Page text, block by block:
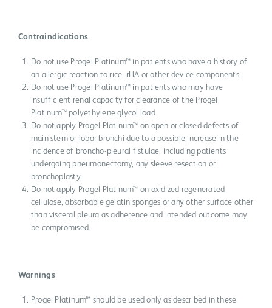
Contraindications
Do not use Progel Platinum™ in patients who have a history of
an allergic reaction to rice, rHA or other device components.
Do not use Progel Platinum™ in patients who may have
insufficient renal capacity for clearance of the Progel
Platinum™ polyethylene glycol load.
Do not apply Progel Platinum™ on open or closed defects of
main stem or lobar bronchi due to a possible increase in the
incidence of broncho-pleural fistulae, including patients
undergoing pneumonectomy, any sleeve resection or
bronchoplasty.
Do not apply Progel Platinum™ on oxidized regenerated
cellulose, absorbable gelatin sponges or any other surface other
than visceral pleura as adherence and intended outcome may
be compromised.
Warnings
Progel Platinum™ should be used only as described in these